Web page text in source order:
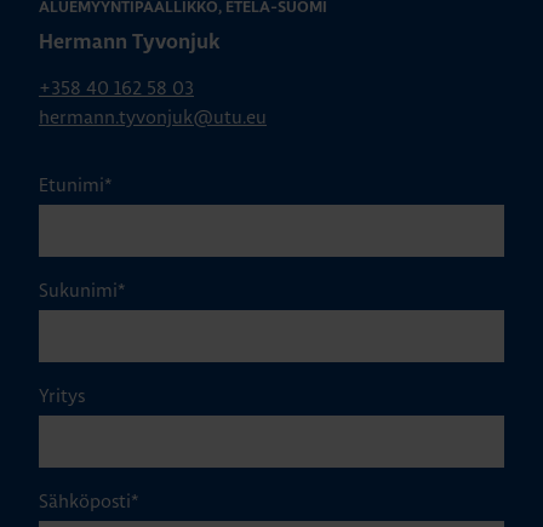
ALUEMYYNTIPÄÄLLIKKÖ, ETELÄ-SUOMI
Hermann Tyvonjuk
+358 40 162 58 03
hermann.tyvonjuk@utu.eu
Etunimi*
Sukunimi*
Yritys
Sähköposti*